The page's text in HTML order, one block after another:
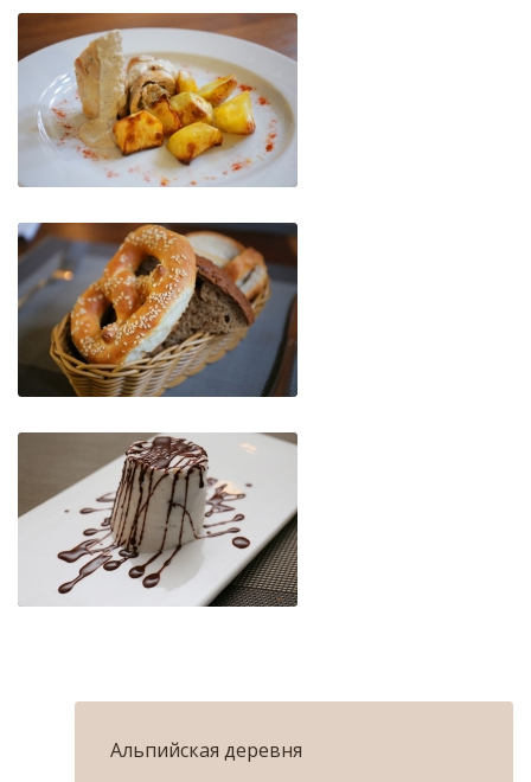
Альпийская деревня